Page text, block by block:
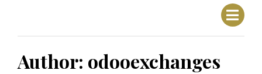
Author: odooexchanges